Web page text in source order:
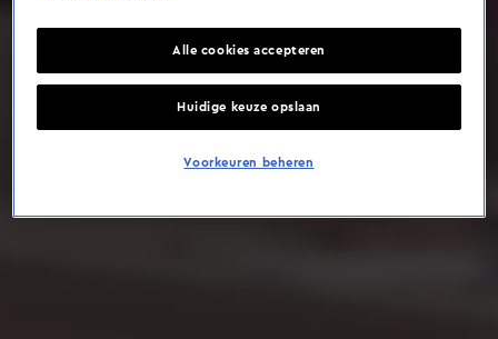
Alle cookies accepteren
Huidige keuze opslaan
Voorkeuren beheren